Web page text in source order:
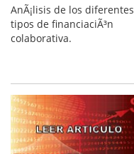
AnÃ¡lisis de los diferentes
tipos de financiaciÃ³n
colaborativa.